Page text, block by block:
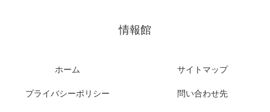
情報館
ホーム サイトマップ
プライバシーポリシー 問い合わせ先